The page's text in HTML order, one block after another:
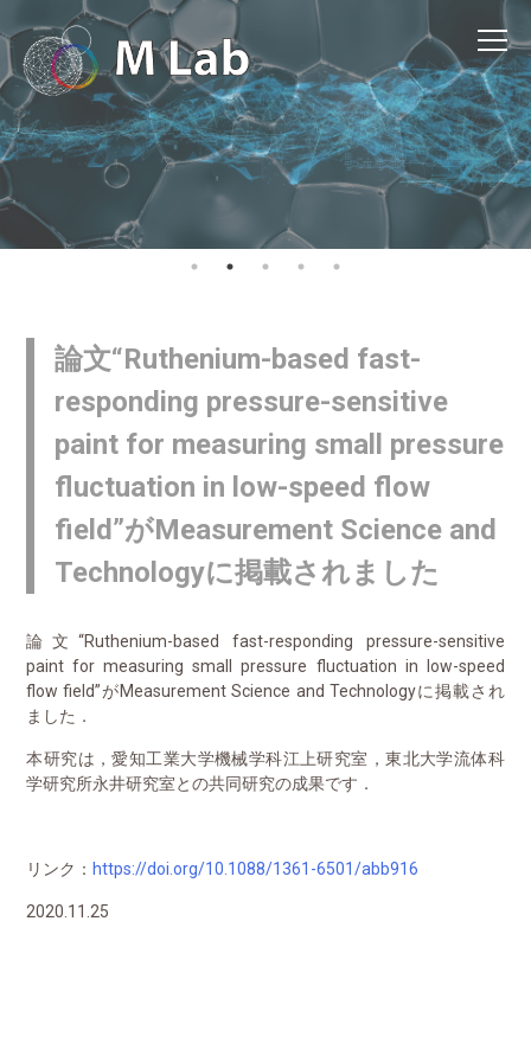
論文“Ruthenium-based fast-
responding pressure-sensitive
paint for measuring small pressure
fluctuation in low-speed flow
field”がMeasurement Science and
Technologyに掲載されました
論文“Ruthenium-based fast-responding pressure-sensitive
paint for measuring small pressure fluctuation in low-speed
flow field”がMeasurement Science and Technologyに掲載され
ました．
本研究は，愛知工業大学機械学科江上研究室，東北大学流体科
学研究所永井研究室との共同研究の成果です．
リンク： https://doi.org/10.1088/1361-6501/abb916
2020.11.25